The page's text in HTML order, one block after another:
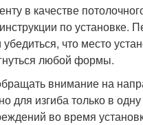
в качестве
по установке.
что место
любой формы.
внимание на
для изгиба только в
во время